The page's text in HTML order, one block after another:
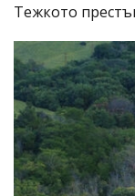
​Тежкото